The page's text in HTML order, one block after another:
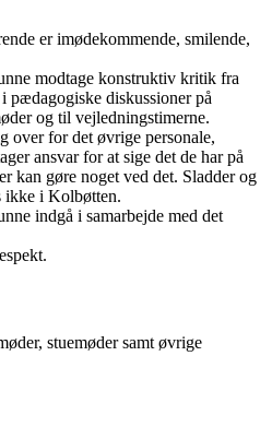
er imødekommende, smilende,
modtage konstruktiv kritik fra
pædagogiske diskussioner på
og til vejledningstimerne.
over for det øvrige personale,
ansvar for at sige det de har på
kan gøre noget ved det. Sladder og
ikke i Kolbøtten.
indgå i samarbejde med det
stuemøder samt øvrige